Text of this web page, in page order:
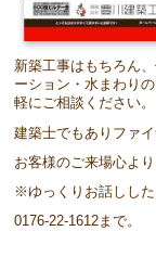
新築工事はもちろん
ーション・水まわり
軽にご相談ください。
建築士でもありファ
お客様のご来場心よ
※ゆっくりお話しした
0176-22-1612まで。